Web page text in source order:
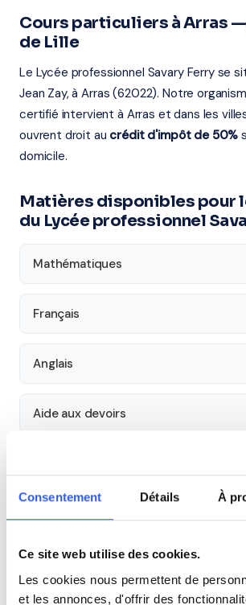
Consentement Détails À
Ce site web utilise des cookies.
Les cookies nous permettent de
et les annonces, d'offrir des
Cours particuliers à Arras
de Lille
Le Lycée professionnel Savary Ferry se
Jean Zay, à Arras (62022). Notre
certifié intervient à Arras et dans les
ouvrent droit au crédit d'impôt de 50%
domicile.
Matières disponibles pour
du Lycée professionnel
Mathématiques
Français
Anglais
Aide aux devoirs
Cours par niveau